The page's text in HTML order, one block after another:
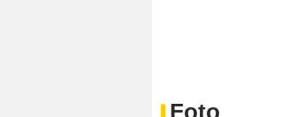
Foto